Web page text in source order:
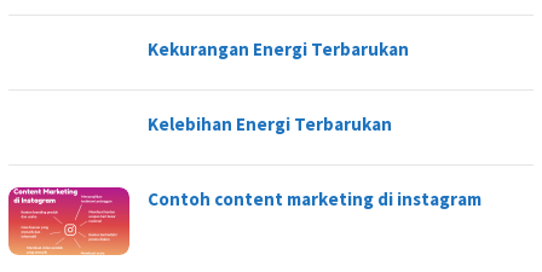
Kekurangan Energi Terbarukan
Kelebihan Energi Terbarukan
Contoh content marketing di instagram